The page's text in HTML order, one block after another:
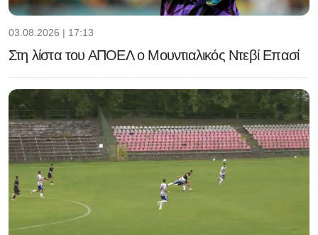
03.08.2026 | 17:13
Στη λίστα του ΑΠΟΕΛ ο Μουντιαλικός Ντεβί Επασί